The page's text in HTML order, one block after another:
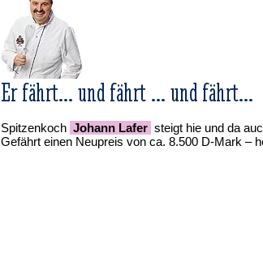
Er fährt... und fährt ... und fährt...
Spitzenkoch Johann Lafer steigt hie und da
Gefährt einen Neupreis von ca. 8.500 D-Mark –